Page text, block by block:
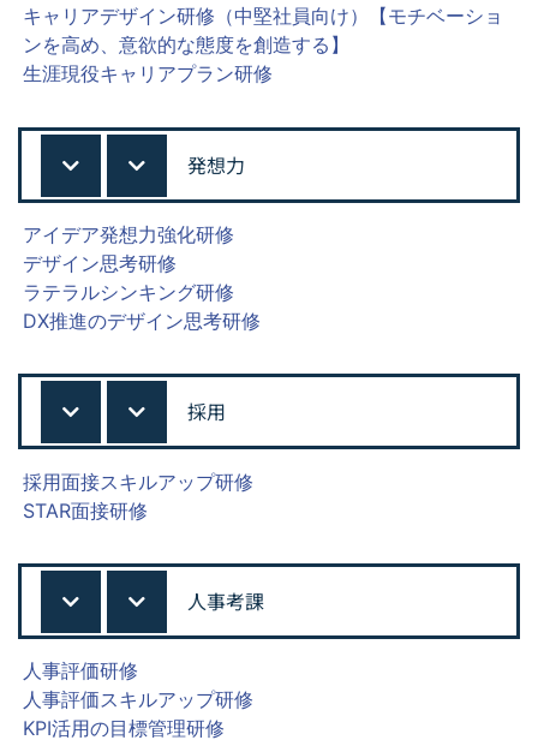
キャリアデザイン研修（中堅社員向け）【モチベーショ
ンを高め、意欲的な態度を創造する】
生涯現役キャリアプラン研修
発想力
アイデア発想力強化研修
デザイン思考研修
ラテラルシンキング研修
DX推進のデザイン思考研修
採用
採用面接スキルアップ研修
STAR面接研修
人事考課
人事評価研修
人事評価スキルアップ研修
KPI活用の目標管理研修